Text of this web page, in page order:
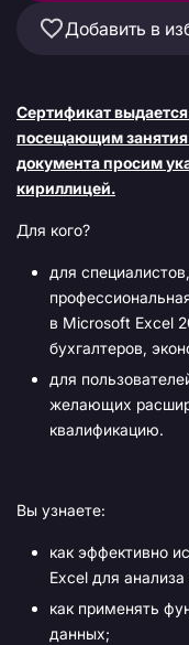
Добавить в
Сертификат
посещающим
документа просим
кириллицей.
Для кого?
для
в Microsoft Excel
бухгалтеров,
для
желающих
квалификацию.
Вы узнаете:
как эффективно
Excel для
как применять
данных;